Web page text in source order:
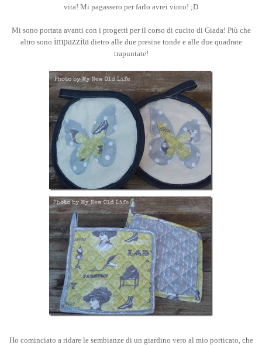
vita! Mi pagassero per farlo avrei vinto! ;D
Mi sono portata avanti con i progetti per il corso di cucito di Giada! Più che
altro sono impazzita dietro alle due presine tonde e alle due quadrate
trapuntate!
Ho cominciato a ridare le sembianze di un giardino vero al mio porticato, che